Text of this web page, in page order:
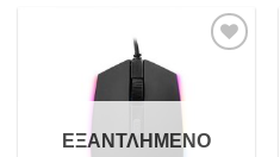
ΕΞΑΝΤΛΗΜΈΝΟ